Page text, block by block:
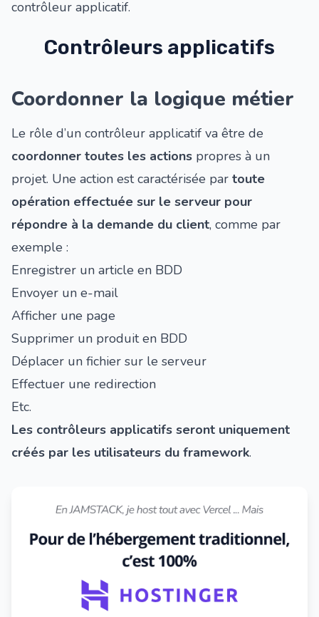
contrôleur applicatif.
Contrôleurs applicatifs
Coordonner la logique métier
Le rôle d’un contrôleur applicatif va être de
coordonner toutes les actions propres à un
projet. Une action est caractérisée par toute
opération effectuée sur le serveur pour
répondre à la demande du client, comme par
exemple :
Enregistrer un article en BDD
Envoyer un e-mail
Afficher une page
Supprimer un produit en BDD
Déplacer un fichier sur le serveur
Effectuer une redirection
Etc.
Les contrôleurs applicatifs seront uniquement
créés par les utilisateurs du framework.